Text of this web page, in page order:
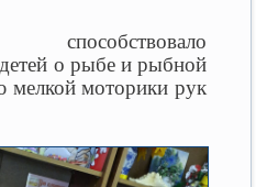
способствовало
о рыбе и рыбной
мелкой моторики рук